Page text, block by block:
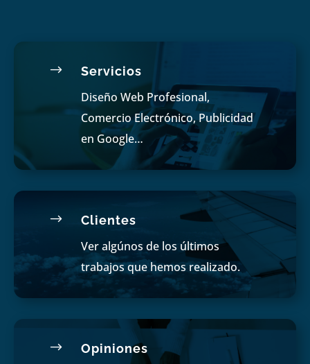
$ Servicios
Diseño Web Profesional,
Comercio Electrónico, Publicidad
en Google…
$ Clientes
Ver algúnos de los últimos
trabajos que hemos realizado.
$ Opiniones